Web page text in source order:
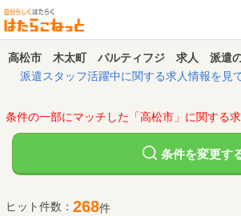
高松市 木太町 パルティフジ 求人 派遣の
派遣スタッフ活躍中に関する求人情報を見
条件の一部にマッチした「高松市」に関する
条件を変更す
ヒット件数： 268件